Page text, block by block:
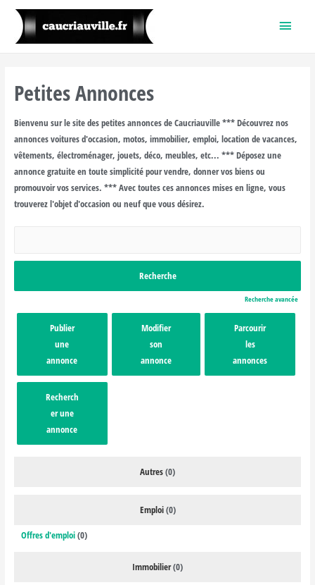
Menu
Petites Annonces
Bienvenu sur le site des petites annonces de Caucriauville *** Découvrez nos
annonces voitures d'occasion, motos, immobilier, emploi, location de vacances,
vêtements, électroménager, jouets, déco, meubles, etc... *** Déposez une
annonce gratuite en toute simplicité pour vendre, donner vos biens ou
promouvoir vos services. *** Avec toutes ces annonces mises en ligne, vous
trouverez l'objet d'occasion ou neuf que vous désirez.
Recherche avancée
Publier
une
annonce
Modifier
son
annonce
Parcourir
les
annonces
Recherch
er une
annonce
Autres(0)
Emploi(0)
Offres d'emploi(0)
Immobilier(0)